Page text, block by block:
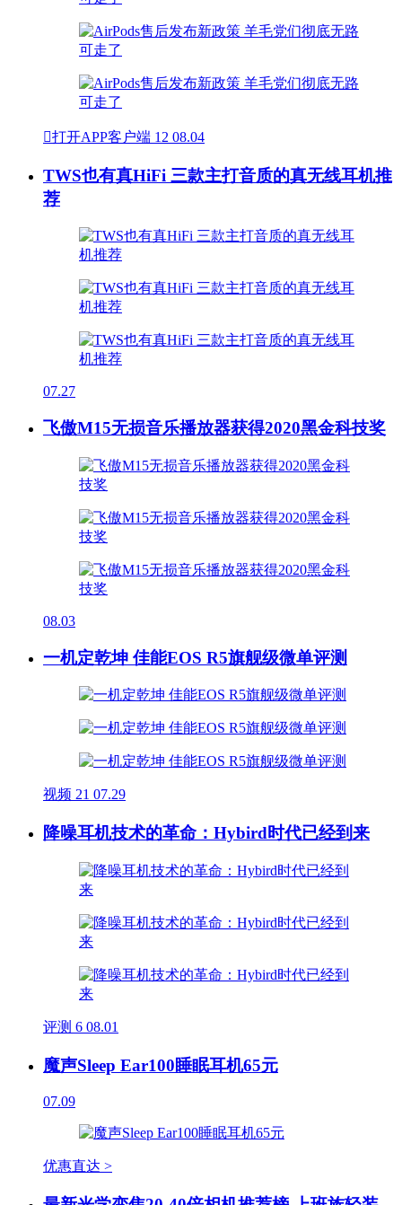
打开APP客户端 12 08.04
TWS也有真HiFi 三款主打音质的真无线耳机推
荐
07.27
飞傲M15无损音乐播放器获得2020黑金科技奖
08.03
一机定乾坤 佳能EOS R5旗舰级微单评测
视频 21 07.29
降噪耳机技术的革命：Hybird时代已经到来
评测 6 08.01
魔声Sleep Ear100睡眠耳机65元
07.09
优惠直达 >